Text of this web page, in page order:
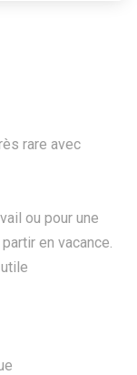
rare avec
ou pour une
en vacance.